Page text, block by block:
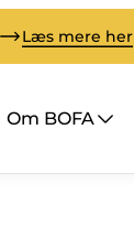
Læs mere her
Om BOFA